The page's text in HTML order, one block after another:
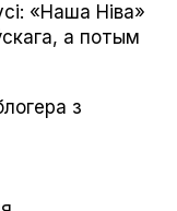
«Наша Ніва»
а потым